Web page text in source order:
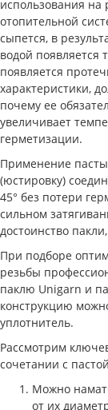
использования на
отопительной
сыпется, в
водой
появляется
характеристики,
почему ее
увеличивает
герметизации.
Применение пасты
(юстировку)
45° без потери
сильном
достоинство
При подборе
резьбы
паклю Unigarn и
конструкцию
уплотнитель.
Рассмотрим
сочетании с
Можно
от их